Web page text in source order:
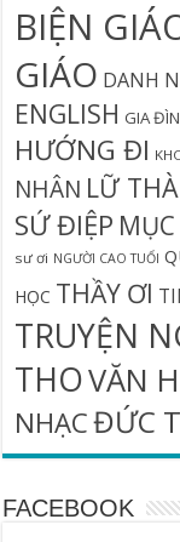
BIỆN
GIÁO DANH
ENGLISH GIA
HƯỚNG ĐI
NHÂN LỮ
SỨ ĐIỆP
sư ơi NGƯỜI CAO TUỔI
HỌC THẦY ƠI
TRUYỆN
THOVĂN
NHẠCĐỨC
FACEBOOK